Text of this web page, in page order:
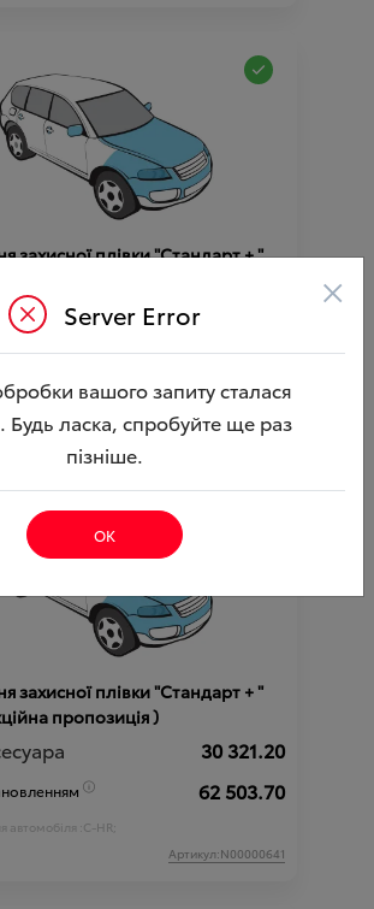
захисної плівки "Стандарт + "
29 668.92
61 851.42
автомобіля :C-HR;
Артикул:N00000208
захисної плівки "Стандарт + "
пропозиція )
30 321.20
62 503.70
автомобіля :C-HR;
Артикул:N00000641
Server Error ×
вашого запиту сталася
Будь ласка, спробуйте ще раз
пізніше.
ОК